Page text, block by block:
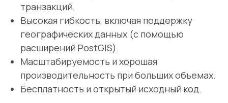
транзакций.
Высокая гибкость, включая поддержку
географических данных (с помощью
расширений PostGIS).
Масштабируемость и хорошая
производительность при больших объемах.
Бесплатность и открытый исходный код.